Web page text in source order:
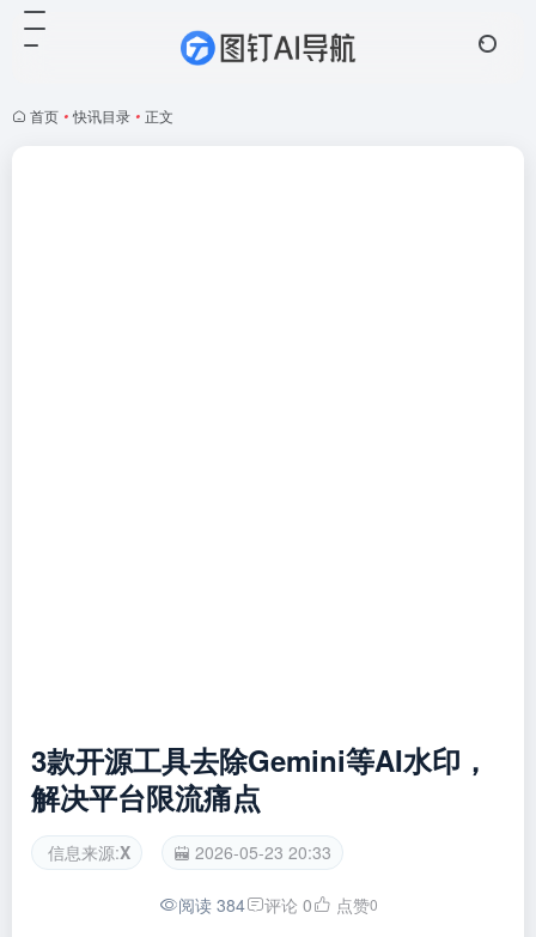
首页 • 快讯目录 • 正文
3款开源工具去除Gemini等AI水印，
解决平台限流痛点
信息来源:X 2026-05-23 20:33
阅读 384 评论 0 点赞0